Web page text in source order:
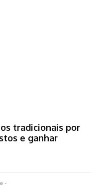
tradicionais por
e ganhar
-